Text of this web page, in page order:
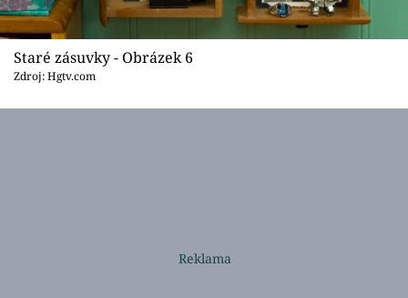
Staré zásuvky - Obrázek 6
Zdroj: Hgtv.com